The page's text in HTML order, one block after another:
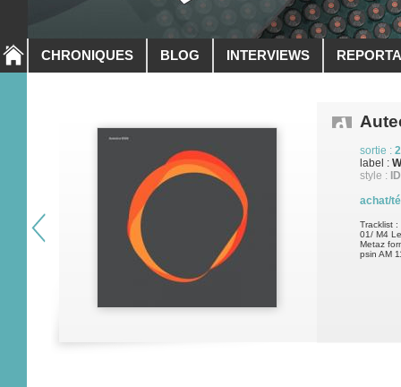
CHRONIQUES BLOG INTERVIEWS
sortie :
label :
style :
achat/
Tracklist :
01/ M4
Metaz
psin AM